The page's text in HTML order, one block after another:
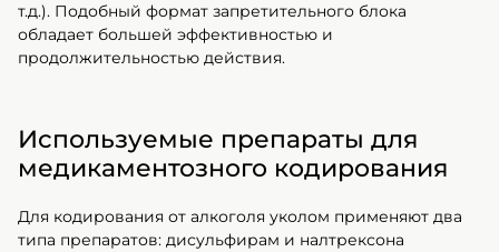
т.д.). Подобный формат запретительного блока
обладает большей эффективностью и
продолжительностью действия.
Используемые препараты для
медикаментозного кодирования
Для кодирования от алкоголя уколом применяют два
типа препаратов: дисульфирам и налтрексона